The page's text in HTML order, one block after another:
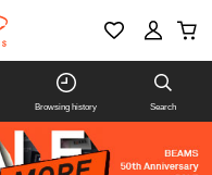
Browsing history Search